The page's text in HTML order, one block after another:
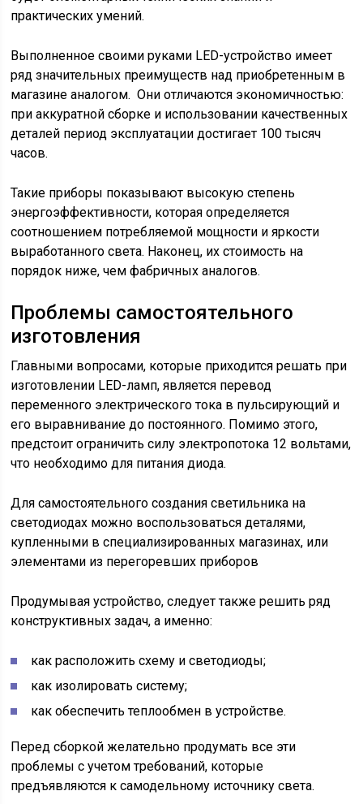
практических умений.
Выполненное своими руками LED-устройство имеет
ряд значительных преимуществ над приобретенным в
магазине аналогом. Они отличаются экономичностью:
при аккуратной сборке и использовании качественных
деталей период эксплуатации достигает 100 тысяч
часов.
Такие приборы показывают высокую степень
энергоэффективности, которая определяется
соотношением потребляемой мощности и яркости
выработанного света. Наконец, их стоимость на
порядок ниже, чем фабричных аналогов.
Проблемы самостоятельного
изготовления
Главными вопросами, которые приходится решать при
изготовлении LED-ламп, является перевод
переменного электрического тока в пульсирующий и
его выравнивание до постоянного. Помимо этого,
предстоит ограничить силу электропотока 12 вольтами,
что необходимо для питания диода.
Для самостоятельного создания светильника на
светодиодах можно воспользоваться деталями,
купленными в специализированных магазинах, или
элементами из перегоревших приборов
Продумывая устройство, следует также решить ряд
конструктивных задач, а именно:
как расположить схему и светодиоды;
как изолировать систему;
как обеспечить теплообмен в устройстве.
Перед сборкой желательно продумать все эти
проблемы с учетом требований, которые
предъявляются к самодельному источнику света.